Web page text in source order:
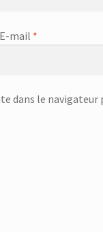
E-mail *
dans le navigateur